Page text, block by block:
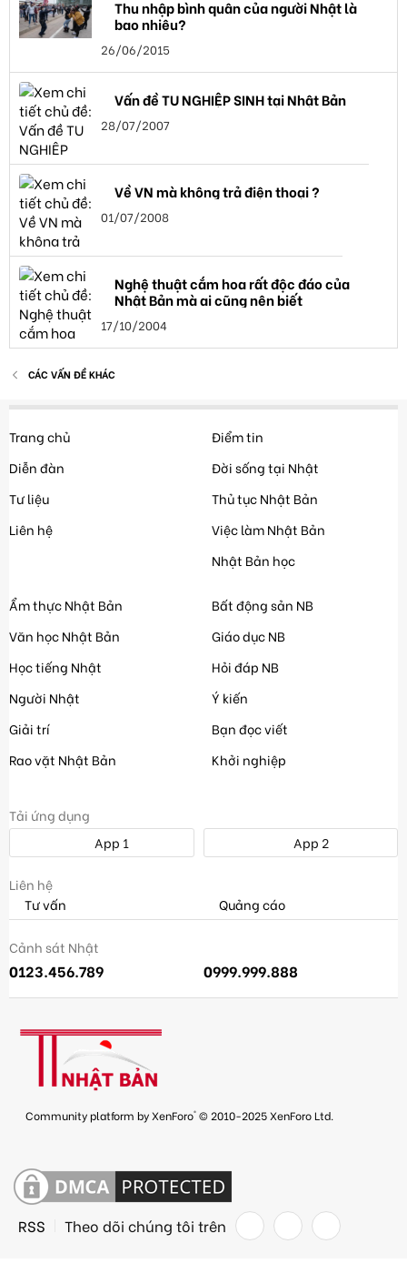
Thu nhập bình quân của người Nhật là
bao nhiêu?
26/06/2015
Vấn đề TU NGHIỆP SINH tại Nhật Bản
28/07/2007
Về VN mà không trả điện thoại ?
01/07/2008
Nghệ thuật cắm hoa rất độc đáo của
Nhật Bản mà ai cũng nên biết
17/10/2004
CÁC VẤN ĐỀ KHÁC
Trang chủ
Diễn đàn
Tư liệu
Liên hệ
Điểm tin
Đời sống tại Nhật
Thủ tục Nhật Bản
Việc làm Nhật Bản
Nhật Bản học
Ẩm thực Nhật Bản
Văn học Nhật Bản
Học tiếng Nhật
Người Nhật
Giải trí
Rao vặt Nhật Bản
Bất động sản NB
Giáo dục NB
Hỏi đáp NB
Ý kiến
Bạn đọc viết
Khởi nghiệp
Tải ứng dụng
App 1
App 2
Liên hệ
Tư vấn
Quảng cáo
Cảnh sát Nhật
0123.456.789 0999.999.888
Community platform by XenForo® © 2010-2025 XenForo Ltd.
RSS Theo dõi chúng tôi trên